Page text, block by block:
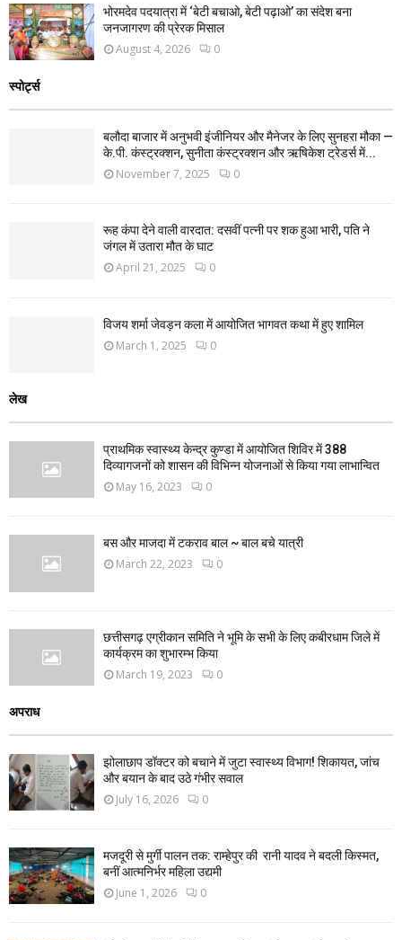
भोरमदेव पदयात्रा में ‘बेटी बचाओ, बेटी पढ़ाओ’ का संदेश बना
जनजागरण की प्रेरक मिसाल
August 4, 2026 0
स्पोर्ट्स
बलौदा बाजार में अनुभवी इंजीनियर और मैनेजर के लिए सुनहरा मौका —
के.पी. कंस्ट्रक्शन, सुनीता कंस्ट्रक्शन और ऋषिकेश ट्रेडर्स में...
November 7, 2025 0
रूह कंपा देने वाली वारदात: दसवीं पत्नी पर शक हुआ भारी, पति ने
जंगल में उतारा मौत के घाट
April 21, 2025 0
विजय शर्मा जेवड़न कला में आयोजित भागवत कथा में हुए शामिल
March 1, 2025 0
लेख
प्राथमिक स्वास्थ्य केन्द्र कुण्डा में आयोजित शिविर में 388
दिव्यागजनों को शासन की विभिन्न योजनाओं से किया गया लाभान्वित
May 16, 2023 0
बस और माजदा में टकराव बाल ~ बाल बचे यात्री
March 22, 2023 0
छत्तीसगढ़ एग्रीकान समिति ने भूमि के सभी के लिए कबीरधाम जिले में
कार्यक्रम का शुभारम्भ किया
March 19, 2023 0
अपराध
झोलाछाप डॉक्टर को बचाने में जुटा स्वास्थ्य विभाग! शिकायत, जांच
और बयान के बाद उठे गंभीर सवाल
July 16, 2026 0
मजदूरी से मुर्गी पालन तक: राम्हेपुर की रानी यादव ने बदली किस्मत,
बनीं आत्मनिर्भर महिला उद्यमी
June 1, 2026 0